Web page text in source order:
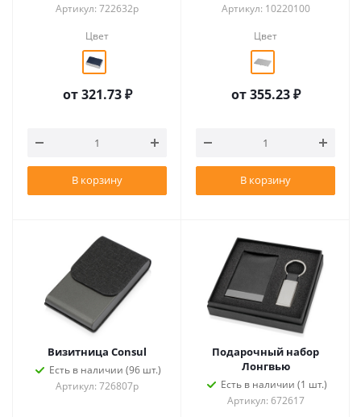
Артикул: 722632p
Цвет
от321.73 ₽
В корзину
Артикул: 10220100
Цвет
от355.23 ₽
В корзину
Визитница Consul
Есть в наличии (96 шт.)
Артикул: 726807p
Подарочный набор
Лонгвью
Есть в наличии (1 шт.)
Артикул: 672617